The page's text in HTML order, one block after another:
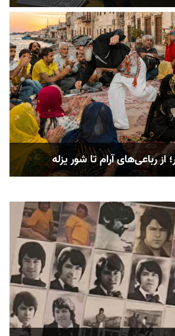
رباعی‌های آرام تا شور یزله